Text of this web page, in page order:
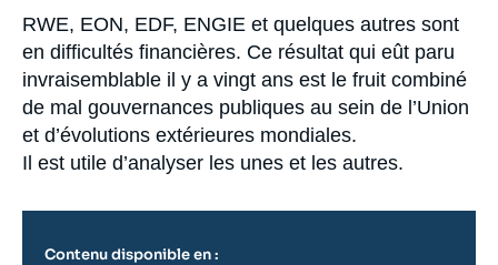
Accroche
RWE, EON, EDF, ENGIE et quelques autres sont
en difficultés financières. Ce résultat qui eût paru
invraisemblable il y a vingt ans est le fruit combiné
de mal gouvernances publiques au sein de l’Union
et d’évolutions extérieures mondiales.
Il est utile d’analyser les unes et les autres.
Contenu disponible en :